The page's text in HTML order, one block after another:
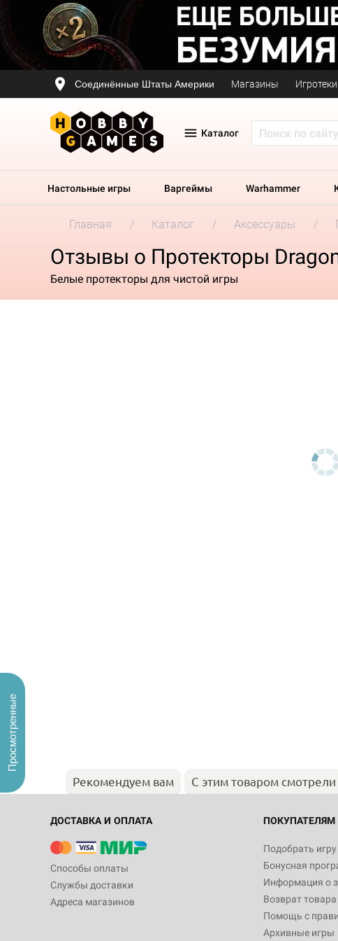
Соединённые Штаты Америки Магазины Игротеки
Каталог
Настольные игры Варгеймы Warhammer
Главная Каталог Аксессуары
Отзывы о Протекторы
Белые протекторы для чистой игры
Рекомендуем вам С этим товаром смотрели
ДОСТАВКА И ОПЛАТА
Способы оплаты
Службы доставки
Адреса магазинов
ПОКУПАТЕЛЯМ
Подобрать игру
Бонусная
Информация о
Возврат товара
Помощь с
Архивные игры
Просмотренные